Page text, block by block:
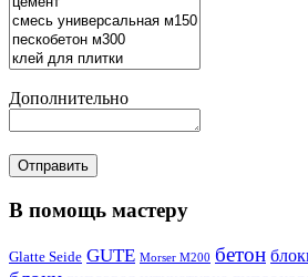
Дополнительно
В помощь мастеру
Glatte Seide GUTE Morser M200 бетон